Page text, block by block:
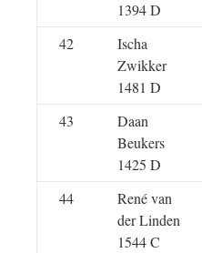
1394 D
42
Ischa
Zwikker
1481 D
43
Daan
Beukers
1425 D
44
René van
der Linden
1544 C